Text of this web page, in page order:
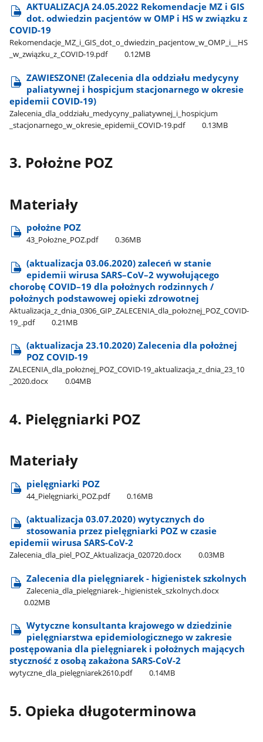
AKTUALIZACJA 24.05.2022 Rekomendacje MZ i GIS
dot. odwiedzin pacjentów w OMP i HS w związku z
COVID-19
Rekomendacje​_MZ​_i​_GIS​_dot​_o​_dwiedzin​_pacjentow​_w​_OMP​_i​_​_HS​
_w​_związku​_z​_COVID-19.pdf
0.12MB
ZAWIESZONE! (Zalecenia dla oddziału medycyny
paliatywnej i hospicjum stacjonarnego w okresie
epidemii COVID-19)
Zalecenia​_dla​_oddziału​_medycyny​_paliatywnej​_i​_hospicjum​
_stacjonarnego​_w​_okresie​_epidemii​_COVID-19.pdf
0.13MB
3. Położne POZ
Materiały
położne POZ
43​_Położne​_POZ.pdf 0.36MB
(aktualizacja 03.06.2020) zaleceń w stanie
epidemii wirusa SARS–CoV–2 wywołującego
chorobę COVID–19 dla położnych rodzinnych /
położnych podstawowej opieki zdrowotnej
Aktualizacja​_z​_dnia​_0306​_GIP​_ZALECENIA​_dla​_położnej​_POZ​_COVID-
19​_.pdf
0.21MB
(aktualizacja 23.10.2020) Zalecenia dla położnej
POZ COVID-19
ZALECENIA​_dla​_położnej​_POZ​_COVID-19​_aktualizacja​_z​_dnia​_23​_10​
_2020.docx
0.04MB
4. Pielęgniarki POZ
Materiały
pielęgniarki POZ
44​_Pielęgniarki​_POZ.pdf 0.16MB
(aktualizacja 03.07.2020) wytycznych do
stosowania przez pielęgniarki POZ w czasie
epidemii wirusa SARS-CoV-2
Zalecenia​_dla​_piel​_POZ​_Aktualizacja​_020720.docx 0.03MB
Zalecenia dla pielęgniarek - higienistek szkolnych
Zalecenia​_dla​_pielęgniarek-​_higienistek​_szkolnych.docx
0.02MB
Wytyczne konsultanta krajowego w dziedzinie
pielęgniarstwa epidemiologicznego w zakresie
postępowania dla pielęgniarek i położnych mających
styczność z osobą zakażona SARS-CoV-2
wytyczne​_dla​_pielęgniarek2610.pdf 0.14MB
5. Opieka długoterminowa